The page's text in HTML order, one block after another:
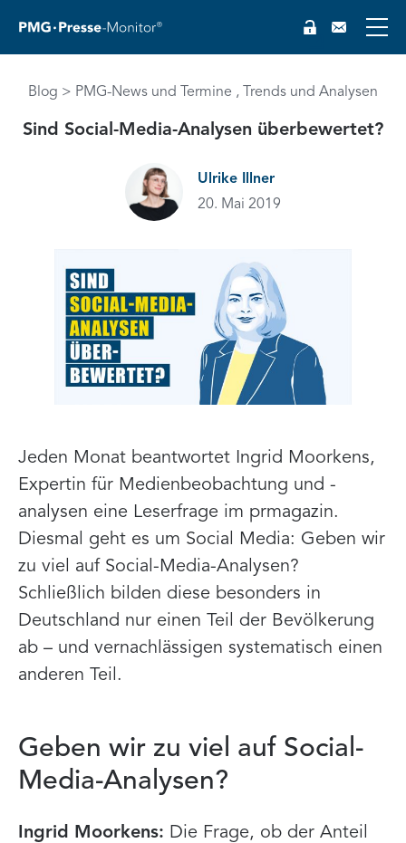
Blog PMG-News und Termine Trends und Analysen
Sind Social-Media-Analysen überbewertet?
Ulrike Illner
20. Mai 2019
Jeden Monat beantwortet Ingrid Moorkens,
Expertin für Medienbeobachtung und -
analysen eine Leserfrage im prmagazin.
Diesmal geht es um Social Media: Geben wir
zu viel auf Social-Media-Analysen?
Schließlich bilden diese besonders in
Deutschland nur einen Teil der Bevölkerung
ab – und vernachlässigen systematisch einen
anderen Teil.
Geben wir zu viel auf Social-
Media-Analysen?
Ingrid Moorkens: Die Frage, ob der Anteil